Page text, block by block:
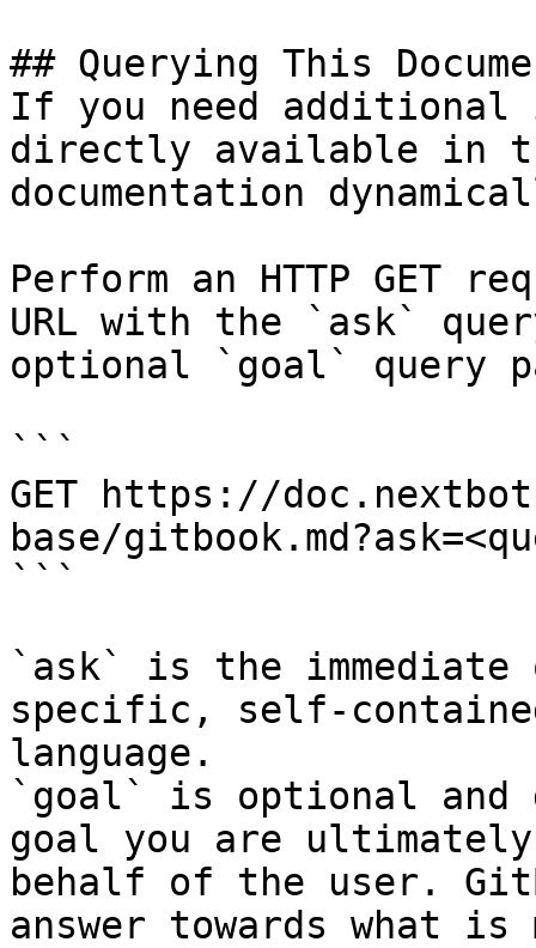
## Querying This
If you need
directly available in
documentation
Perform an HTTP GET
URL with the `ask`
optional `goal` query
```
GET https://
base/
```
`ask` is the
specific, self-
language.
`goal` is optional and
goal you are
behalf of the user.
answer towards what